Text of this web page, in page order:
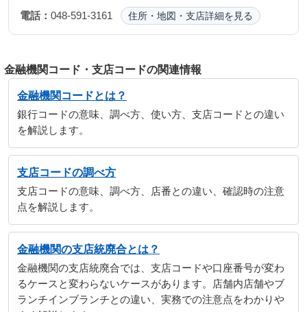
電話： 048-591-3161 住所・地図・支店詳細を見る
金融機関コード・支店コードの関連情報
金融機関コードとは？
銀行コードの意味、調べ方、使い方、支店コードとの違い
を解説します。
支店コードの調べ方
支店コードの意味、調べ方、店番との違い、確認時の注意
点を解説します。
金融機関の支店統廃合とは？
金融機関の支店統廃合では、支店コードや口座番号が変わ
るケースと変わらないケースがあります。店舗内店舗やブ
ランチインブランチとの違い、実務での注意点をわかりや